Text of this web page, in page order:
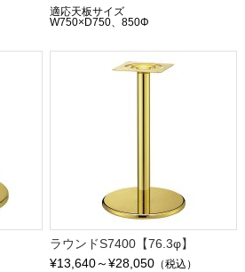
適応天板サイズ
W750×D750、850Φ
ラウンドS7400【76.3φ】
¥13,640～¥28,050 （税込）